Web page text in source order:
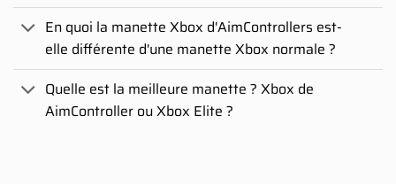
En quoi la manette Xbox d'AimControllers est-
elle différente d'une manette Xbox normale ?
Quelle est la meilleure manette ? Xbox de
AimController ou Xbox Elite ?